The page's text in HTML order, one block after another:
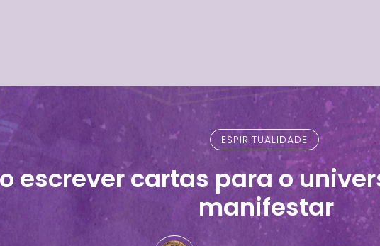
ESPIRITUALIDADE
escrever cartas para o
manifestar